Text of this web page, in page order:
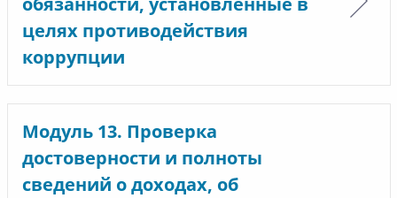
целях противодействия
коррупции
Модуль 13. Проверка
достоверности и полноты
сведений о доходах, об